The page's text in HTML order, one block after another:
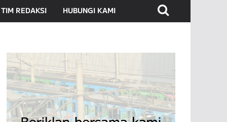
TIM REDAKSI HUBUNGI KAMI